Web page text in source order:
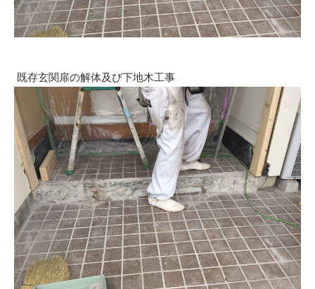
既存玄関扉の解体及び下地木工事